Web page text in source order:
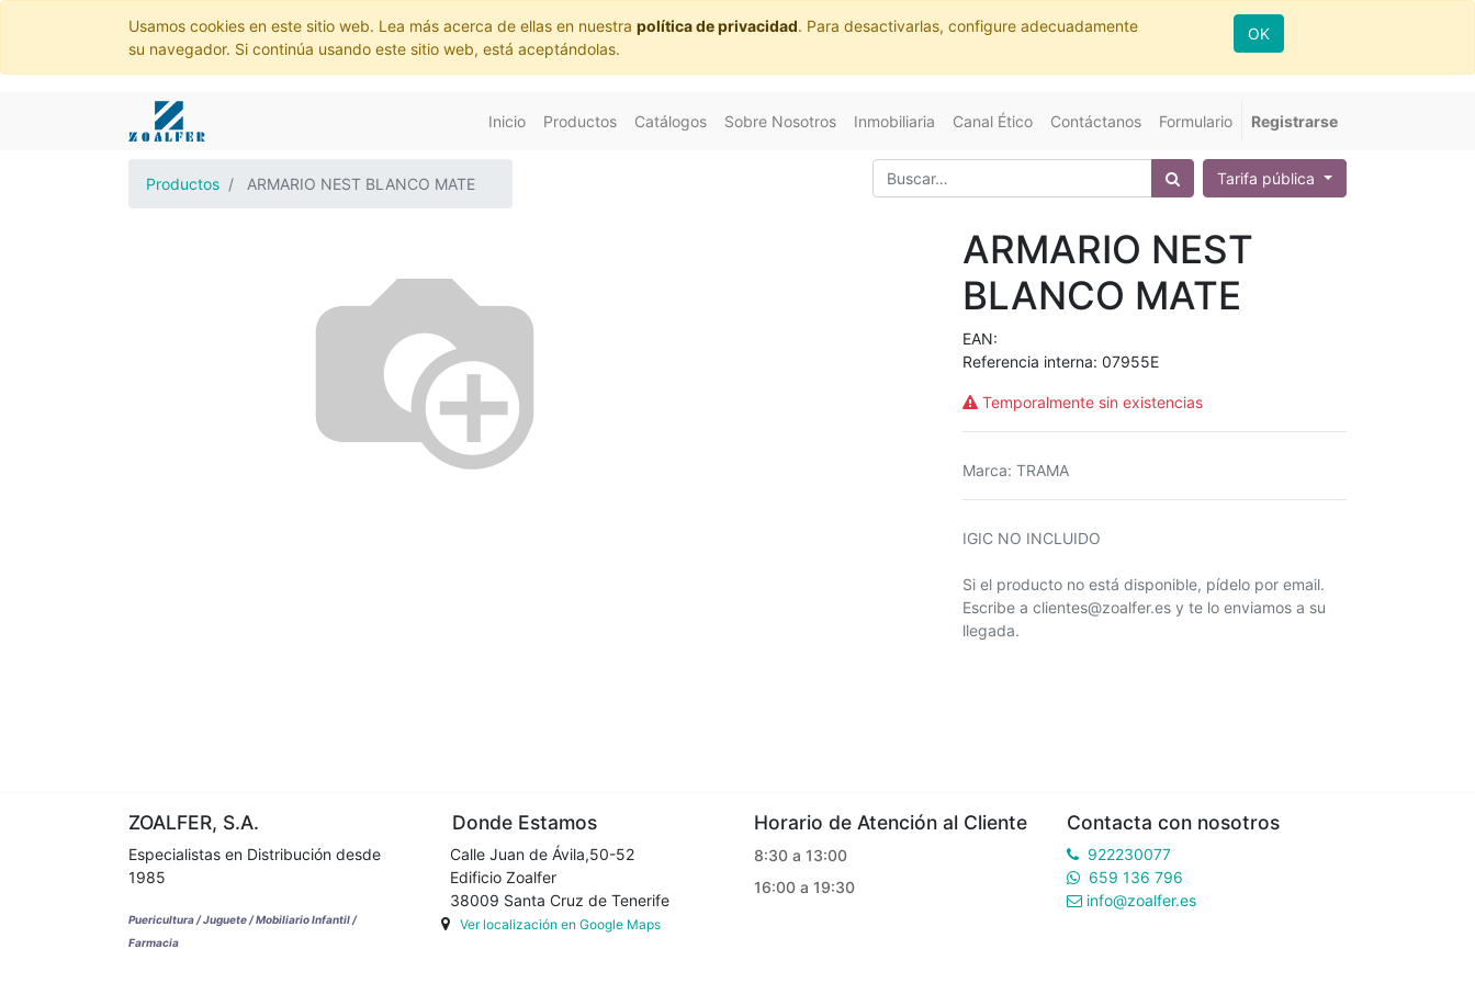
Usamos cookies en este sitio web. Lea más acerca de ellas en nuestra política de privacidad. Para desactivarlas, configure adecuadamente
su navegador. Si continúa usando este sitio web, está aceptándolas.
OK
Inicio Productos Catálogos Sobre Nosotros Inmobiliaria Canal Ético Contáctanos Formulario Registrarse
Productos ARMARIO NEST BLANCO MATE Tarifa pública
ARMARIO NEST
BLANCO MATE
EAN:
Referencia interna: 07955E
Temporalmente sin existencias
Marca: TRAMA
IGIC NO INCLUIDO
Si el producto no está disponible, pídelo por email.
Escribe a clientes@zoalfer.es y te lo enviamos a su
llegada.
ZOALFER, S.A.
Especialistas en Distribución desde
1985
Puericultura / Juguete / Mobiliario Infantil /
Farmacia
Donde Estamos
Calle Juan de Ávila,50-52
Edificio Zoalfer
38009 Santa Cruz de Tenerife
Ver localización en Google Maps
Horario de Atención al Cliente
8:30 a 13:00
16:00 a 19:30
Contacta con nosotros
922230077
659 136 796
info@zoalfer.es